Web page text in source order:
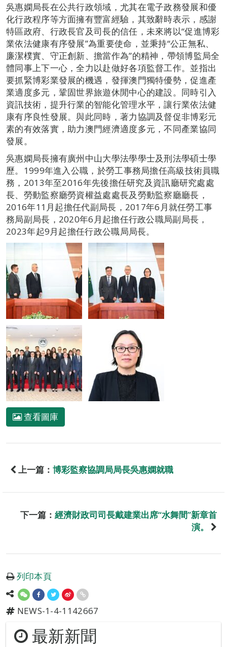
吳惠嫻局長在公共行政領域，尤其在電子政務發展和優
化行政程序等方面擁有豐富經驗，其致辭時表示，感謝
特區政府、行政長官及司長的信任，未來將以“促進博彩
業依法健康有序發展”為重要使命，並秉持“公正無私、
廉潔樸實、守正創新、擔當作為”的精神，帶領博監局全
體同事上下一心，全力以赴做好各項監督工作。並指出
要抓緊博彩業發展的機遇，發揮澳門獨特優勢，促進產
業適度多元，鞏固世界旅遊休閒中心的建設。同時引入
資訊技術，提升行業的智能化管理水平，讓行業依法健
康有序良性發展。與此同時，著力協調及督促非博彩元
素的有效落實，助力澳門經濟適度多元，不同產業協同
發展。
吳惠嫻局長擁有廣州中山大學法學學士及刑法學碩士學
歷。1999年進入公職，於勞工事務局擔任高級技術員職
務，2013年至2016年先後擔任研究及資訊廳研究處處
長、勞動監察廳勞資權益處處長及勞動監察廳廳長，
2016年11月起擔任代副局長，2017年6月就任勞工事
務局副局長，2020年6月起擔任行政公職局副局長，
2023年起9月起擔任行政公職局局長。
查看圖庫
上一篇： 博彩監察協調局局長吳惠嫻就職
下一篇： 經濟財政司司長戴建業出席“水舞間”新章首
演。
列印本頁
NEWS-1-4-1142667
最新新聞